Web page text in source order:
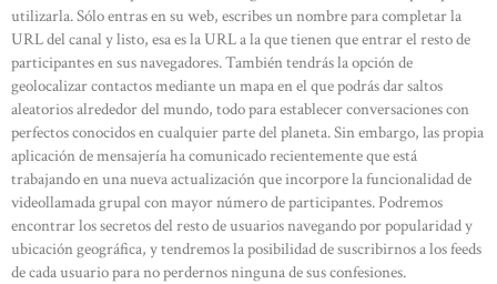
utilizarla. Sólo entras en su web, escribes un nombre para completar la
URL del canal y listo, esa es la URL a la que tienen que entrar el resto de
participantes en sus navegadores. También tendrás la opción de
geolocalizar contactos mediante un mapa en el que podrás dar saltos
aleatorios alrededor del mundo, todo para establecer conversaciones con
perfectos conocidos en cualquier parte del planeta. Sin embargo, las propia
aplicación de mensajería ha comunicado recientemente que está
trabajando en una nueva actualización que incorpore la funcionalidad de
videollamada grupal con mayor número de participantes. Podremos
encontrar los secretos del resto de usuarios navegando por popularidad y
ubicación geográfica, y tendremos la posibilidad de suscribirnos a los feeds
de cada usuario para no perdernos ninguna de sus confesiones.